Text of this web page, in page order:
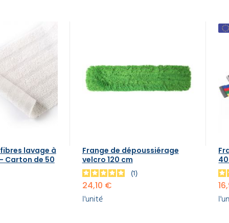
lavage à
Carton de 50
Frange de dépoussiérage
velcro 120 cm
1
24,10 €
l'unité